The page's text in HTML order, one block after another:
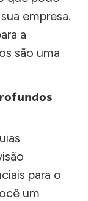
empresa.
a
são uma
para o
um